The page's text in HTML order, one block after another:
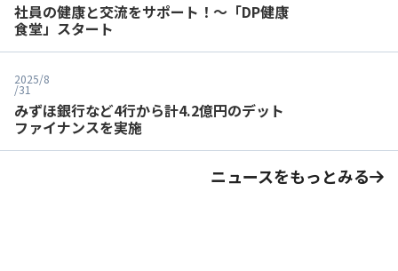
社員の健康と交流をサポート！〜「DP健康
食堂」スタート
2025/8
/31
みずほ銀行など4行から計4.2億円のデット
ファイナンスを実施
ニュースをもっとみる